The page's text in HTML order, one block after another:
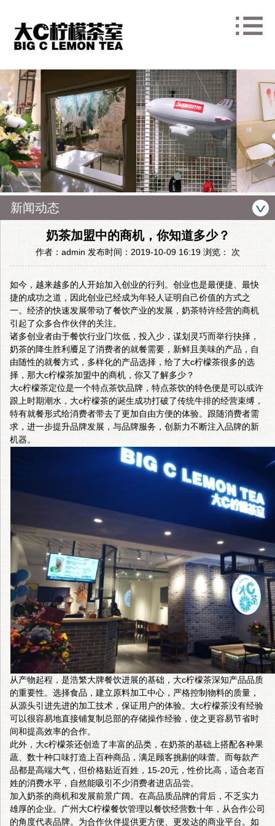
新闻动态
奶茶加盟中的商机，你知道多少？
作者：admin 发布时间：2019-10-09 16:19 浏览： 次
如今，越来越多的人开始加入创业的行列。创业也是最便捷、最快
捷的成功之道，因此创业已经成为年轻人证明自己价值的方式之
一。经济的快速发展带动了餐饮产业的发展，奶茶特许经营的商机
引起了众多合作伙伴的关注。
诸多创业者由于餐饮行业门坎低，投入少，谋划灵巧而举行抉择，
奶茶的降生胜利餍足了消费者的就餐需要，新鲜且美味的产品，自
由随性的就餐方式，多样化的产品选择，给了大c柠檬茶很多的选
择，那大c柠檬茶加盟中的商机，你又了解多少？
大c柠檬茶定位是一个特点茶饮品牌，特点茶饮的特色便是可以或许
跟上时期潮水，大c柠檬茶的诞生成功打破了传统牛排的经营束缚，
特有就餐形式给消费者带去了更加自由方便的体验。跟随消费者需
求，进一步提升品牌发展，与品牌服务，创新力不断注入品牌的新
机器。
从产物起程，是浩繁大牌餐饮进展的基础，大c柠檬茶深知产品品质
的重要性。选择食品，建立原料加工中心，严格控制物料的质量，
从源头引进先进的加工技术，保证用户的体验。大c柠檬茶没有经验
可以很容易地直接铺复制总部的存储操作经验，使之更容易节省时
间和提高效率的合作。
此外，大c柠檬茶还创造了丰富的品类，在奶茶的基础上搭配各种果
蔬、数十种口味打造上百种商品，满足顾客挑剔的味蕾。而每款产
品都是高端大气，但价格贴近百姓，15-20元，性价比高，适合老百
姓的消费水平，自然能吸引不少消费者进店品尝。
加入奶茶的商机和发展前景广阔。在高品质品牌的背后，不乏实力
雄厚的企业。广州大C柠檬餐饮管理以餐饮经营数十年，从合作公司
的角度代表品牌。为合作伙伴提供更方便、更发达的商业平台。如